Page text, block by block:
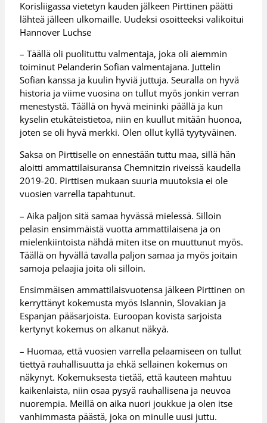
Korisliigassa vietetyn kauden jälkeen Pirttinen päätti
lähteä jälleen ulkomaille. Uudeksi osoitteeksi valikoitui
Hannover Luchse
– Täällä oli puolituttu valmentaja, joka oli aiemmin
toiminut Pelanderin Sofian valmentajana. Juttelin
Sofian kanssa ja kuulin hyviä juttuja. Seuralla on hyvä
historia ja viime vuosina on tullut myös jonkin verran
menestystä. Täällä on hyvä meininki päällä ja kun
kyselin etukäteistietoa, niin en kuullut mitään huonoa,
joten se oli hyvä merkki. Olen ollut kyllä tyytyväinen.
Saksa on Pirttiselle on ennestään tuttu maa, sillä hän
aloitti ammattilaisuransa Chemnitzin riveissä kaudella
2019-20. Pirttisen mukaan suuria muutoksia ei ole
vuosien varrella tapahtunut.
– Aika paljon sitä samaa hyvässä mielessä. Silloin
pelasin ensimmäistä vuotta ammattilaisena ja on
mielenkiintoista nähdä miten itse on muuttunut myös.
Täällä on hyvällä tavalla paljon samaa ja myös joitain
samoja pelaajia joita oli silloin.
Ensimmäisen ammattilaisvuotensa jälkeen Pirttinen on
kerryttänyt kokemusta myös Islannin, Slovakian ja
Espanjan pääsarjoista. Euroopan kovista sarjoista
kertynyt kokemus on alkanut näkyä.
– Huomaa, että vuosien varrella pelaamiseen on tullut
tiettyä rauhallisuutta ja ehkä sellainen kokemus on
näkynyt. Kokemuksesta tietää, että kauteen mahtuu
kaikenlaista, niin osaa pysyä rauhallisena ja neuvoa
nuorempia. Meillä on aika nuori joukkue ja olen itse
vanhimmasta päästä, joka on minulle uusi juttu.